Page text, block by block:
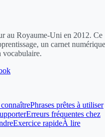
au Royaume-Uni en 2012. Ce
un carnet numérique
vocabulaire.
Phrases prêtes à utiliser
Erreurs fréquentes chez
Exercice rapideÀ lire